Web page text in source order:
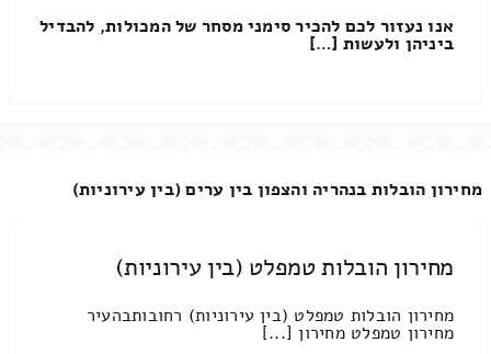
אנו נעזור לכם להכיר סימני מסחר של המכולות, להבדיל
ביניהן ולעשות […]
מחירון הובלות בנהריה והצפון בין ערים (בין עירוניות)
מחירון הובלות טמפלט (בין עירוניות)
מחירון הובלות טמפלט (בין עירוניות) רחובותבהעיר
מחירון טמפלט מחירון [...]